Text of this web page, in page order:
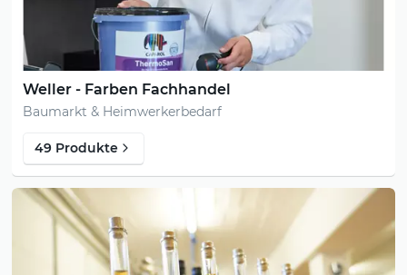
Weller - Farben Fachhandel
Baumarkt & Heimwerkerbedarf
49 Produkte